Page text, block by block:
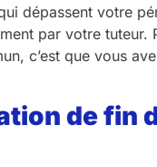
dépassent votre
par votre tuteur.
c’est que vous
de fin